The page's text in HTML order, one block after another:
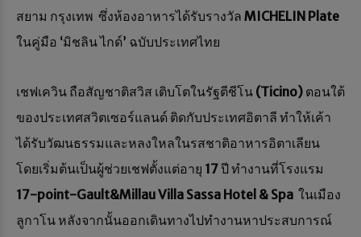
สยาม กรุงเทพ ซึ่งห้องอาหารได้รับรางวัล MICHELIN Plate
ในคู่มือ ‘มิชลิน ไกด์’ ฉบับประเทศไทย
เชฟเควิน ถือสัญชาติสวิส เติบโตในรัฐตีชีโน (Ticino) ตอนใต้
ของประเทศสวิตเซอร์แลนด์ ติดกับประเทศอิตาลี ทำให้เค้า
ได้รับวัฒนธรรมและหลงใหลในรสชาติอาหารอิตาเลียน
โดยเริ่มต้นเป็นผู้ช่วยเชฟตั้งแต่อายุ 17ปี ทำงานที่โรงแรม
17-point-Gault&Millau Villa Sassa Hotel & Spa ในเมือง
ลูกาโน หลังจากนั้นออกเดินทางไปทำงานหาประสบการณ์